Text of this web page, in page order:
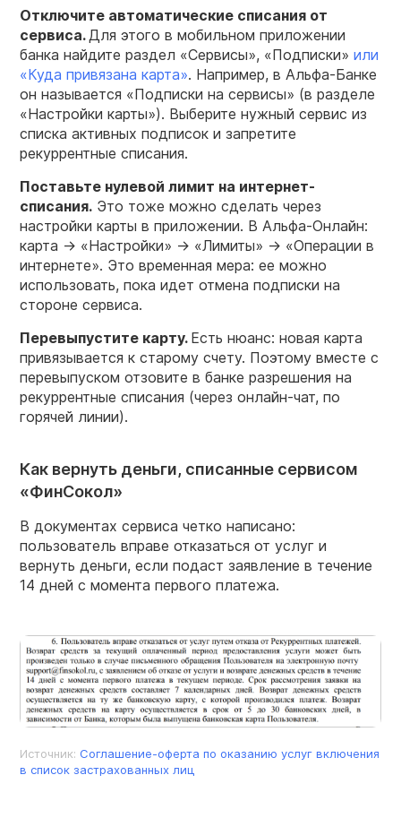
Отключите автоматические списания от
сервиса.Для этого в мобильном приложении
банка найдите раздел «Сервисы», «Подписки» или
«Куда привязана карта». Например, в Альфа-Банке
он называется «Подписки на сервисы» (в разделе
«Настройки карты»). Выберите нужный сервис из
списка активных подписок и запретите
рекуррентные списания.
Поставьте нулевой лимит на интернет-
списания. Это тоже можно сделать через
настройки карты в приложении. В Альфа-Онлайн:
карта → «Настройки» → «Лимиты» → «Операции в
интернете». Это временная мера: ее можно
использовать, пока идет отмена подписки на
стороне сервиса.
Перевыпустите карту. Есть нюанс: новая карта
привязывается к старому счету. Поэтому вместе с
перевыпуском отзовите в банке разрешения на
рекуррентные списания (через онлайн-чат, по
горячей линии).
Как вернуть деньги, списанные сервисом
«ФинСокол»
В документах сервиса четко написано:
пользователь вправе отказаться от услуг и
вернуть деньги, если подаст заявление в течение
14 дней с момента первого платежа.
Источник: Соглашение-оферта по оказанию услуг включения
в список застрахованных лиц